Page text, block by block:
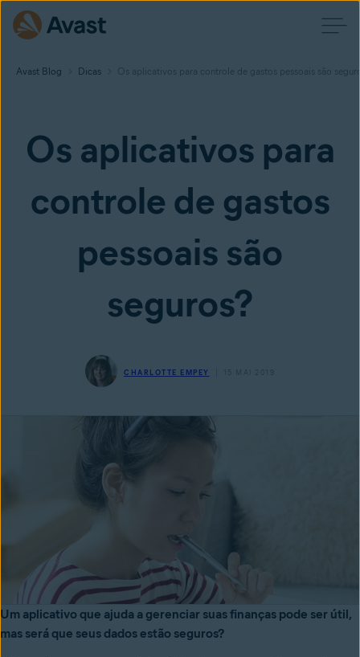
Avast Blog Dicas Os aplicativos para controle de gastos pessoais são
Os aplicativos para
controle de gastos
pessoais são
seguros?
CHARLOTTE EMPEY 15 MAI 2019
Um aplicativo que ajuda a gerenciar suas finanças pode ser útil,
mas será que seus dados estão seguros?